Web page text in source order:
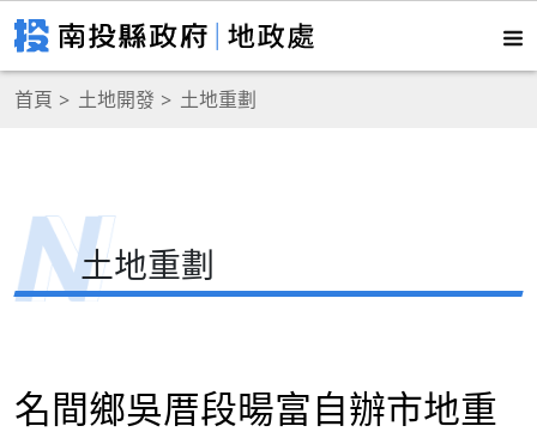
首頁 土地開發 土地重劃
土地重劃
名間鄉吳厝段暘富自辦市地重